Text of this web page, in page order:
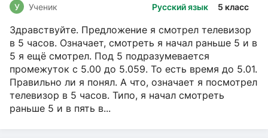
Русский язык 5 класс
У Ученик
Здравствуйте. Предложение я смотрел телевизор
в 5 часов. Означает, смотреть я начал раньше 5 и в
5 я ещё смотрел. Под 5 подразумевается
промежуток с 5.00 до 5.059. То есть время до 5.01.
Правильно ли я понял. А что, означает я посмотрел
телевизор в 5 часов. Типо, я начал смотреть
раньше 5 и в пять в...